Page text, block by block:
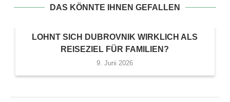
DAS KÖNNTE IHNEN GEFALLEN
LOHNT SICH DUBROVNIK WIRKLICH ALS
REISEZIEL FÜR FAMILIEN?
9. Juni 2026